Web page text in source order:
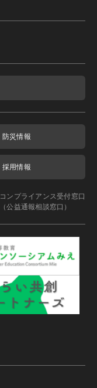
防災情報
採用情報
コンプライアンス受付窓口
（公益通報相談窓口）